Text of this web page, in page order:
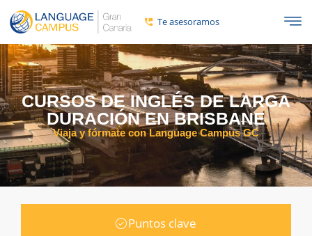
Te asesoramos
CURSOS DE INGLÉS DE LARGA
DURACIÓN EN BRISBANE
Viaja y fórmate con Language Campus GC
Puntos clave